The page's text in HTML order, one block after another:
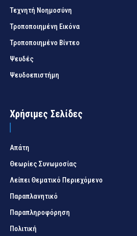
Τεχνητή Νοημοσύνη
Τροποποιημένη Εικόνα
Τροποποιημένο Βίντεο
Ψευδές
Ψευδοεπιστήμη
Χρήσιμες Σελίδες
Απάτη
Θεωρίες Συνωμοσίας
Λείπει Θεματικό Περιεχόμενο
Παραπλανητικό
Παραπληροφόρηση
Πολιτική